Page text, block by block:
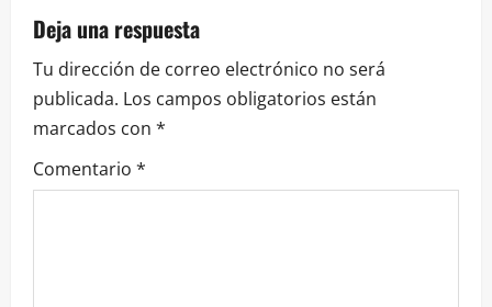
Deja una respuesta
Tu dirección de correo electrónico no será
publicada. Los campos obligatorios están
marcados con *
Comentario *